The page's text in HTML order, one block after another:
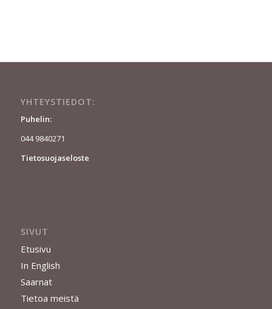
YHTEYSTIEDOT:
Puhelin:
044 9840271
Tietosuojaseloste
SIVUT
Etusivu
In English
Saarnat
Tietoa meistä